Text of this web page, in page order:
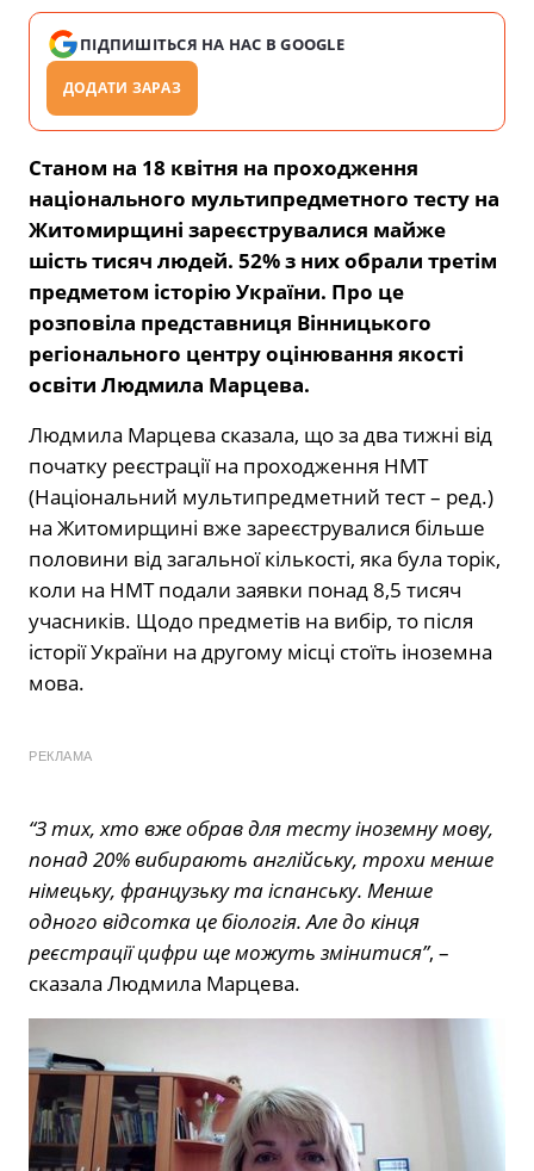
ПІДПИШІТЬСЯ НА НАС В GOOGLE
ДОДАТИ ЗАРАЗ
Станом на 18 квітня на проходження
національного мультипредметного тесту на
Житомирщині зареєструвалися майже
шість тисяч людей. 52% з них обрали третім
предметом історію України. Про це
розповіла представниця Вінницького
регіонального центру оцінювання якості
освіти Людмила Марцева.
Людмила Марцева сказала, що за два тижні від
початку реєстрації на проходження НМТ
(Національний мультипредметний тест – ред.)
на Житомирщині вже зареєструвалися більше
половини від загальної кількості, яка була торік,
коли на НМТ подали заявки понад 8,5 тисяч
учасників. Щодо предметів на вибір, то після
історії України на другому місці стоїть іноземна
мова.
РЕКЛАМА
“З тих, хто вже обрав для тесту іноземну мову,
понад 20% вибирають англійську, трохи менше
німецьку, французьку та іспанську. Менше
одного відсотка це біологія. Але до кінця
реєстрації цифри ще можуть змінитися”, –
сказала Людмила Марцева.